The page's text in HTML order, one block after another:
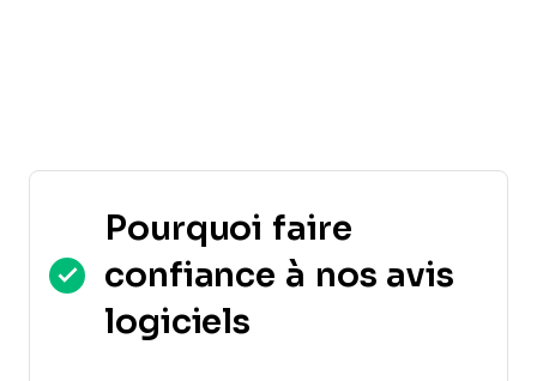
Pourquoi faire
confiance à nos avis
logiciels